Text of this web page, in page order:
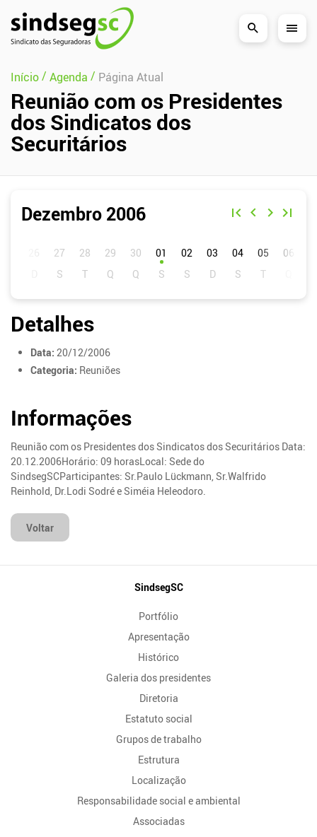
Pular Navegação (s)
Início/ Agenda / Página Atual
Reunião com os Presidentes
dos Sindicatos dos
Securitários
Dezembro 2006
01 02 03 04 05 06
Detalhes
Data: 20/12/2006
Categoria: Reuniões
Informações
Reunião com os Presidentes dos Sindicatos dos Securitários Data:
20.12.2006Horário: 09 horasLocal: Sede do
SindsegSCParticipantes: Sr.Paulo Lückmann, Sr.Walfrido
Reinhold, Dr.Lodi Sodré e Siméia Heleodoro.
Voltar
SindsegSC
Portfólio
Apresentação
Histórico
Galeria dos presidentes
Diretoria
Estatuto social
Grupos de trabalho
Estrutura
Localização
Responsabilidade social e ambiental
Associadas